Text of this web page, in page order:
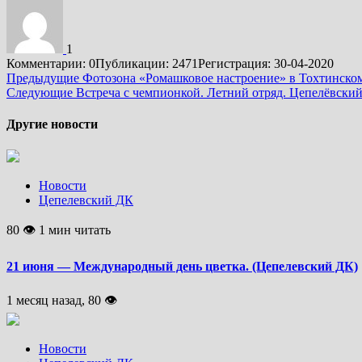
1
Комментарии: 0Публикации: 2471Регистрация: 30-04-2020
Подробнее
Предыдущие Фотозона «Ромашковое настроение» в
Следующие Встреча с чемпионкой. Летний отряд.
Другие новости
Новости
Цепелевский ДК
80 👁 1 мин читать
21 июня — Международный день цветка. (Цепелевский ДК)
1 месяц назад, 80 👁
Новости